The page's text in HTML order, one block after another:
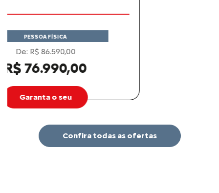
R$ 112.690,00
Garanta o seu
Confira todas as ofertas